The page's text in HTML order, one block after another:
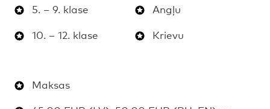
5. – 9. klase
10. – 12. klase
Angļu
Krievu
Maksas